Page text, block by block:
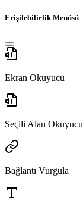
Erişilebilirlik Menüsü
Ekran Okuyucu
Seçili Alan Okuyucu
Bağlantı Vurgula